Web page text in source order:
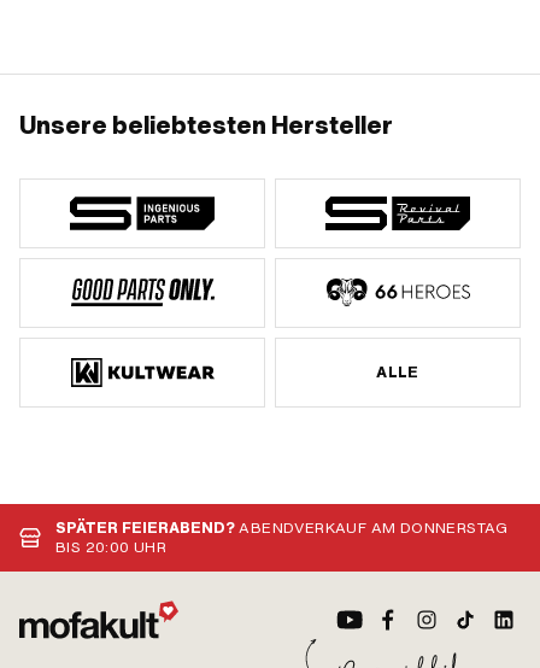
Unsere beliebtesten Hersteller
ALLE
SPÄTER FEIERABEND?ABENDVERKAUF AM DONNERSTAG
BIS 20:00 UHR